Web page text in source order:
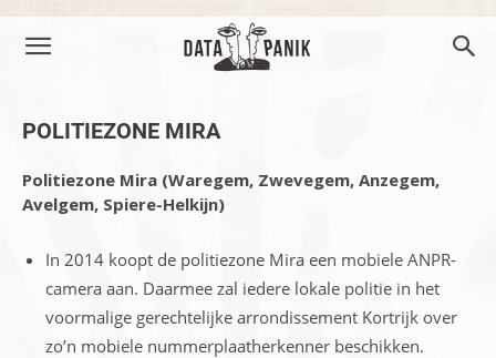
POLITIEZONE MIRA
Politiezone Mira (Waregem, Zwevegem, Anzegem,
Avelgem, Spiere-Helkijn)
In 2014 koopt de politiezone Mira een mobiele ANPR-
camera aan. Daarmee zal iedere lokale politie in het
voormalige gerechtelijke arrondissement Kortrijk over
zo’n mobiele nummerplaatherkenner beschikken.